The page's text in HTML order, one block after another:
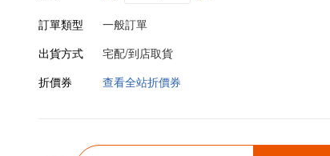
訂單類型
一般訂單
出貨方式
宅配/到店取貨
折價券
查看全站折價券